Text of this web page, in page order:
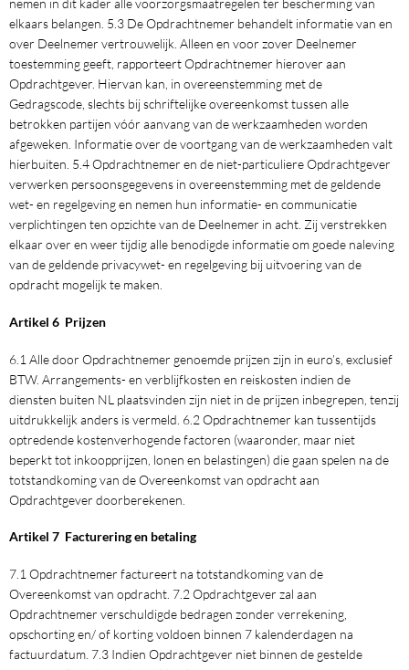
nemen in dit kader alle voorzorgsmaatregelen ter bescherming van
elkaars belangen. 5.3 De Opdrachtnemer behandelt informatie van en
over Deelnemer vertrouwelijk. Alleen en voor zover Deelnemer
toestemming geeft, rapporteert Opdrachtnemer hierover aan
Opdrachtgever. Hiervan kan, in overeenstemming met de
Gedragscode, slechts bij schriftelijke overeenkomst tussen alle
betrokken partijen vóór aanvang van de werkzaamheden worden
afgeweken. Informatie over de voortgang van de werkzaamheden valt
hierbuiten. 5.4 Opdrachtnemer en de niet-particuliere Opdrachtgever
verwerken persoonsgegevens in overeenstemming met de geldende
wet- en regelgeving en nemen hun informatie- en communicatie
verplichtingen ten opzichte van de Deelnemer in acht. Zij verstrekken
elkaar over en weer tijdig alle benodigde informatie om goede naleving
van de geldende privacywet- en regelgeving bij uitvoering van de
opdracht mogelijk te maken.
Artikel 6 Prijzen
6.1 Alle door Opdrachtnemer genoemde prijzen zijn in euro’s, exclusief
BTW. Arrangements- en verblijfkosten en reiskosten indien de
diensten buiten NL plaatsvinden zijn niet in de prijzen inbegrepen, tenzij
uitdrukkelijk anders is vermeld. 6.2 Opdrachtnemer kan tussentijds
optredende kostenverhogende factoren (waaronder, maar niet
beperkt tot inkoopprijzen, lonen en belastingen) die gaan spelen na de
totstandkoming van de Overeenkomst van opdracht aan
Opdrachtgever doorberekenen.
Artikel 7 Facturering en betaling
7.1 Opdrachtnemer factureert na totstandkoming van de
Overeenkomst van opdracht. 7.2 Opdrachtgever zal aan
Opdrachtnemer verschuldigde bedragen zonder verrekening,
opschorting en/ of korting voldoen binnen 7 kalenderdagen na
factuurdatum. 7.3 Indien Opdrachtgever niet binnen de gestelde